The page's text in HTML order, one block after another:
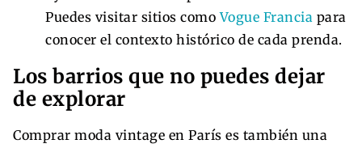
Puedes visitar sitios comoVogue Francia para
conocer el contexto histórico de cada prenda.
Los barrios que no puedes dejar
de explorar
Comprar moda vintage en París es también una